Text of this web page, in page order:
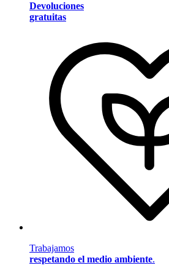
Devoluciones
gratuitas
Trabajamos
respetando el medio ambiente.